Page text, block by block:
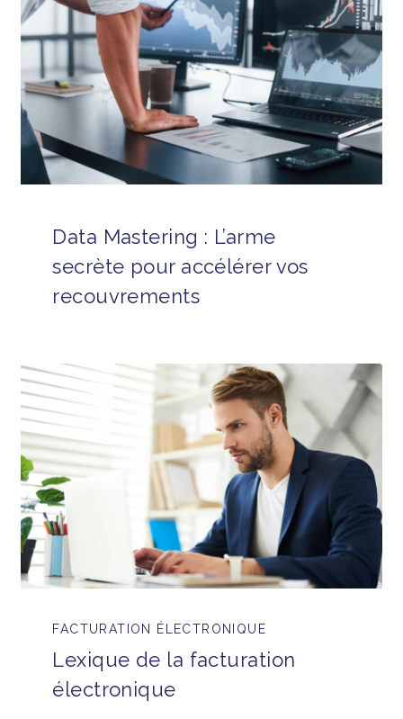
Data Mastering : L’arme
secrète pour accélérer vos
recouvrements
FACTURATION ÉLECTRONIQUE
Lexique de la facturation
électronique